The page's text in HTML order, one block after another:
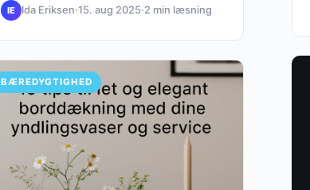
IE Ida Eriksen·15. aug 2025·2 min læsning
BÆREDYGTIGHED